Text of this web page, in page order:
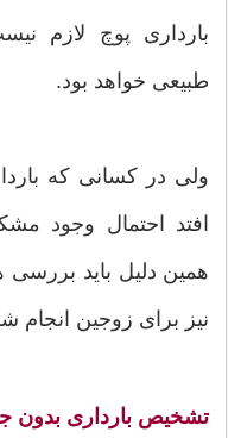
بارداری پوچ لازم
طبیعی خواهد بود.
ولی در کسانی که
افتد احتمال وجود
همین دلیل باید
نیز برای زوجین انجام
تشخیص بارداری بدون